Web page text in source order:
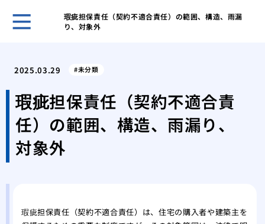
瑕疵担保責任（契約不適合責任）の範囲、構造、雨漏
り、対象外
際
2025.03.29 未分類
瑕疵担保責任（契約不適合責
任）の範囲、構造、雨漏り、
対象外
瑕疵担保責任（契約不適合責任）は、住宅の購入者や建築主を